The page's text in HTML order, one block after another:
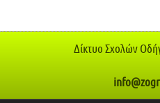
Δίκτυο Σχολών